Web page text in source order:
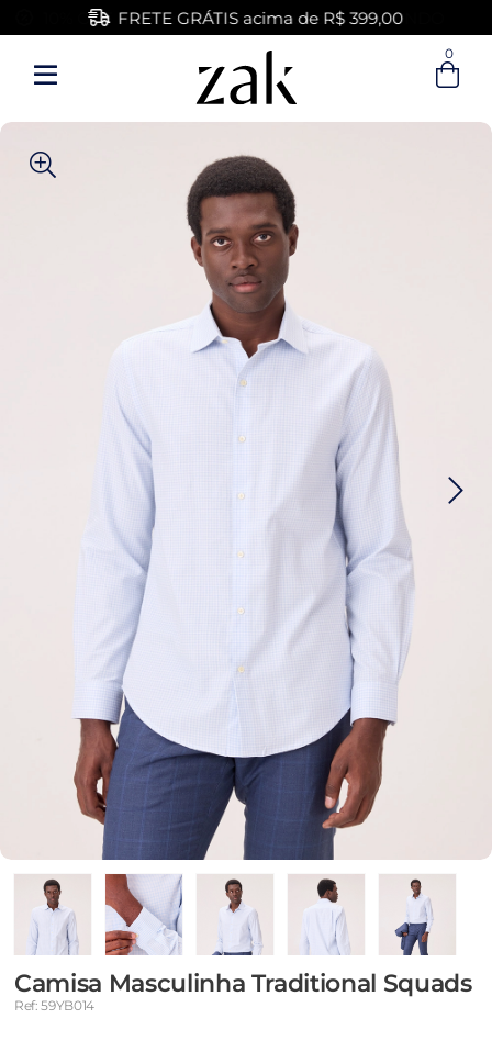
FRETE GRÁTIS acima de R$ 399,00
0
Camisa Masculinha Traditional Squads
Ref: 59YB014